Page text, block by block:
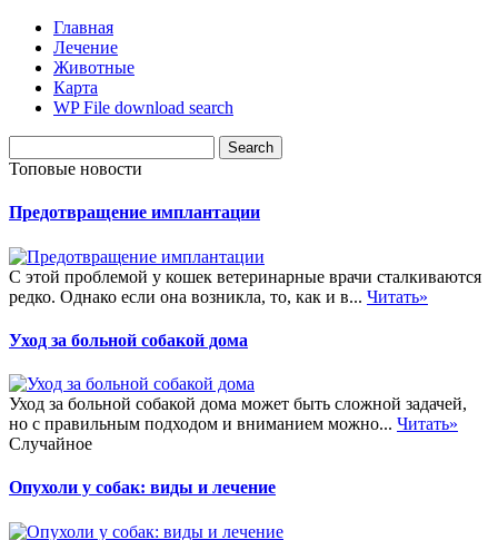
Главная
Лечение
Животные
Карта
WP File download search
Топовые новости
Предотвращение имплантации
С этой проблемой у кошек ветеринарные врачи сталкиваются
редко. Однако если она возникла, то, как и в... Читать»
Уход за больной собакой дома
Уход за больной собакой дома может быть сложной задачей,
но с правильным подходом и вниманием можно... Читать»
Случайное
Опухоли у собак: виды и лечение